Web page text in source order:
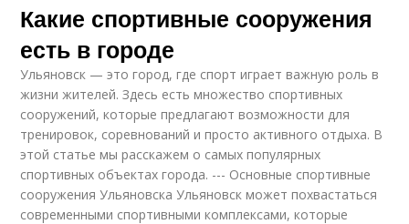
Какие спортивные сооружения
есть в городе
Ульяновск — это город, где спорт играет важную роль в
жизни жителей. Здесь есть множество спортивных
сооружений, которые предлагают возможности для
тренировок, соревнований и просто активного отдыха. В
этой статье мы расскажем о самых популярных
спортивных объектах города. --- Основные спортивные
сооружения Ульяновска Ульяновск может похвастаться
современными спортивными комплексами, которые